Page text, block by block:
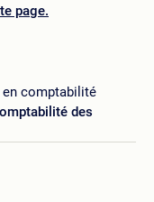
page.
comptabilité
des